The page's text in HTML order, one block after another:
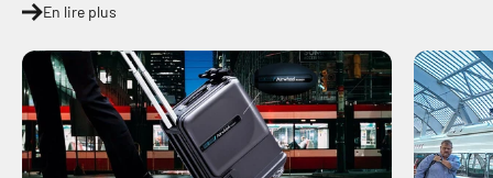
En lire plus